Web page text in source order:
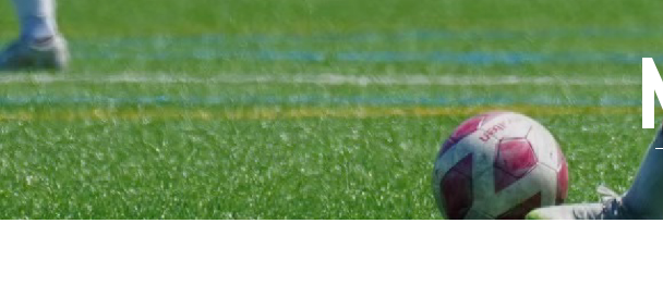
お知らせ
試合結果
イベント カレンダー
スケジュール
試合結果